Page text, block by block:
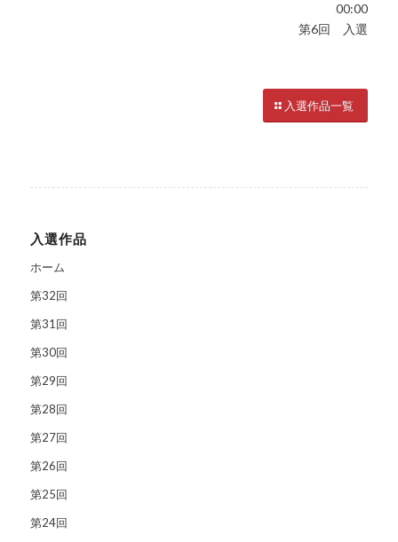
00:00
第6回 入選
入選作品一覧
入選作品
ホーム
第32回
第31回
第30回
第29回
第28回
第27回
第26回
第25回
第24回